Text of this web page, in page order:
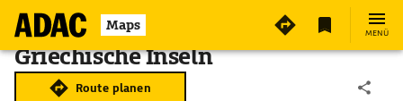
Maps MENÜ
Griechische Inseln
Route planen